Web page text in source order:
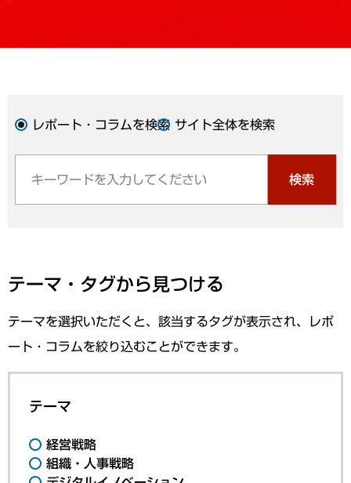
レポート・コラムを検索 サイト全体を検索
検索
テーマ・タグから見つける
テーマを選択いただくと、該当するタグが表示され、レポ
ート・コラムを絞り込むことができます。
テーマ
経営戦略
組織・人事戦略